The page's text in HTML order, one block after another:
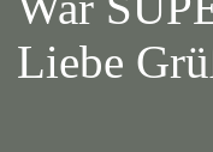
Liebe